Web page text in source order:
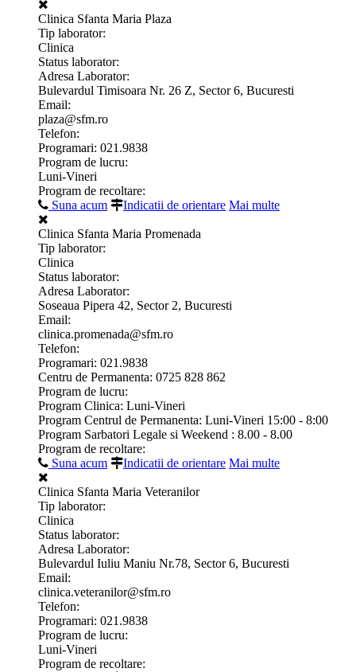
Clinica Sfanta Maria Plaza
Tip laborator:
Clinica
Status laborator:
Adresa Laborator:
Bulevardul Timisoara Nr. 26 Z, Sector 6, Bucuresti
Email:
plaza@sfm.ro
Telefon:
Programari: 021.9838
Program de lucru:
Luni-Vineri
Program de recoltare:
Suna acum
Indicatii de orientare Mai multe
Clinica Sfanta Maria Promenada
Tip laborator:
Clinica
Status laborator:
Adresa Laborator:
Soseaua Pipera 42, Sector 2, Bucuresti
Email:
clinica.promenada@sfm.ro
Telefon:
Programari: 021.9838
Centru de Permanenta: 0725 828 862
Program de lucru:
Program Clinica: Luni-Vineri
Program Centrul de Permanenta: Luni-Vineri 15:00 - 8:00
Program Sarbatori Legale si Weekend : 8.00 - 8.00
Program de recoltare:
Suna acum
Indicatii de orientare Mai multe
Clinica Sfanta Maria Veteranilor
Tip laborator:
Clinica
Status laborator:
Adresa Laborator:
Bulevardul Iuliu Maniu Nr.78, Sector 6, Bucuresti
Email:
clinica.veteranilor@sfm.ro
Telefon:
Programari: 021.9838
Program de lucru:
Luni-Vineri
Program de recoltare: